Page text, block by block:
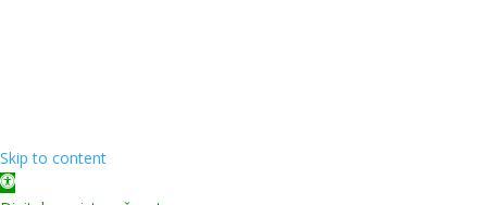
Skip to content
Open toolbar